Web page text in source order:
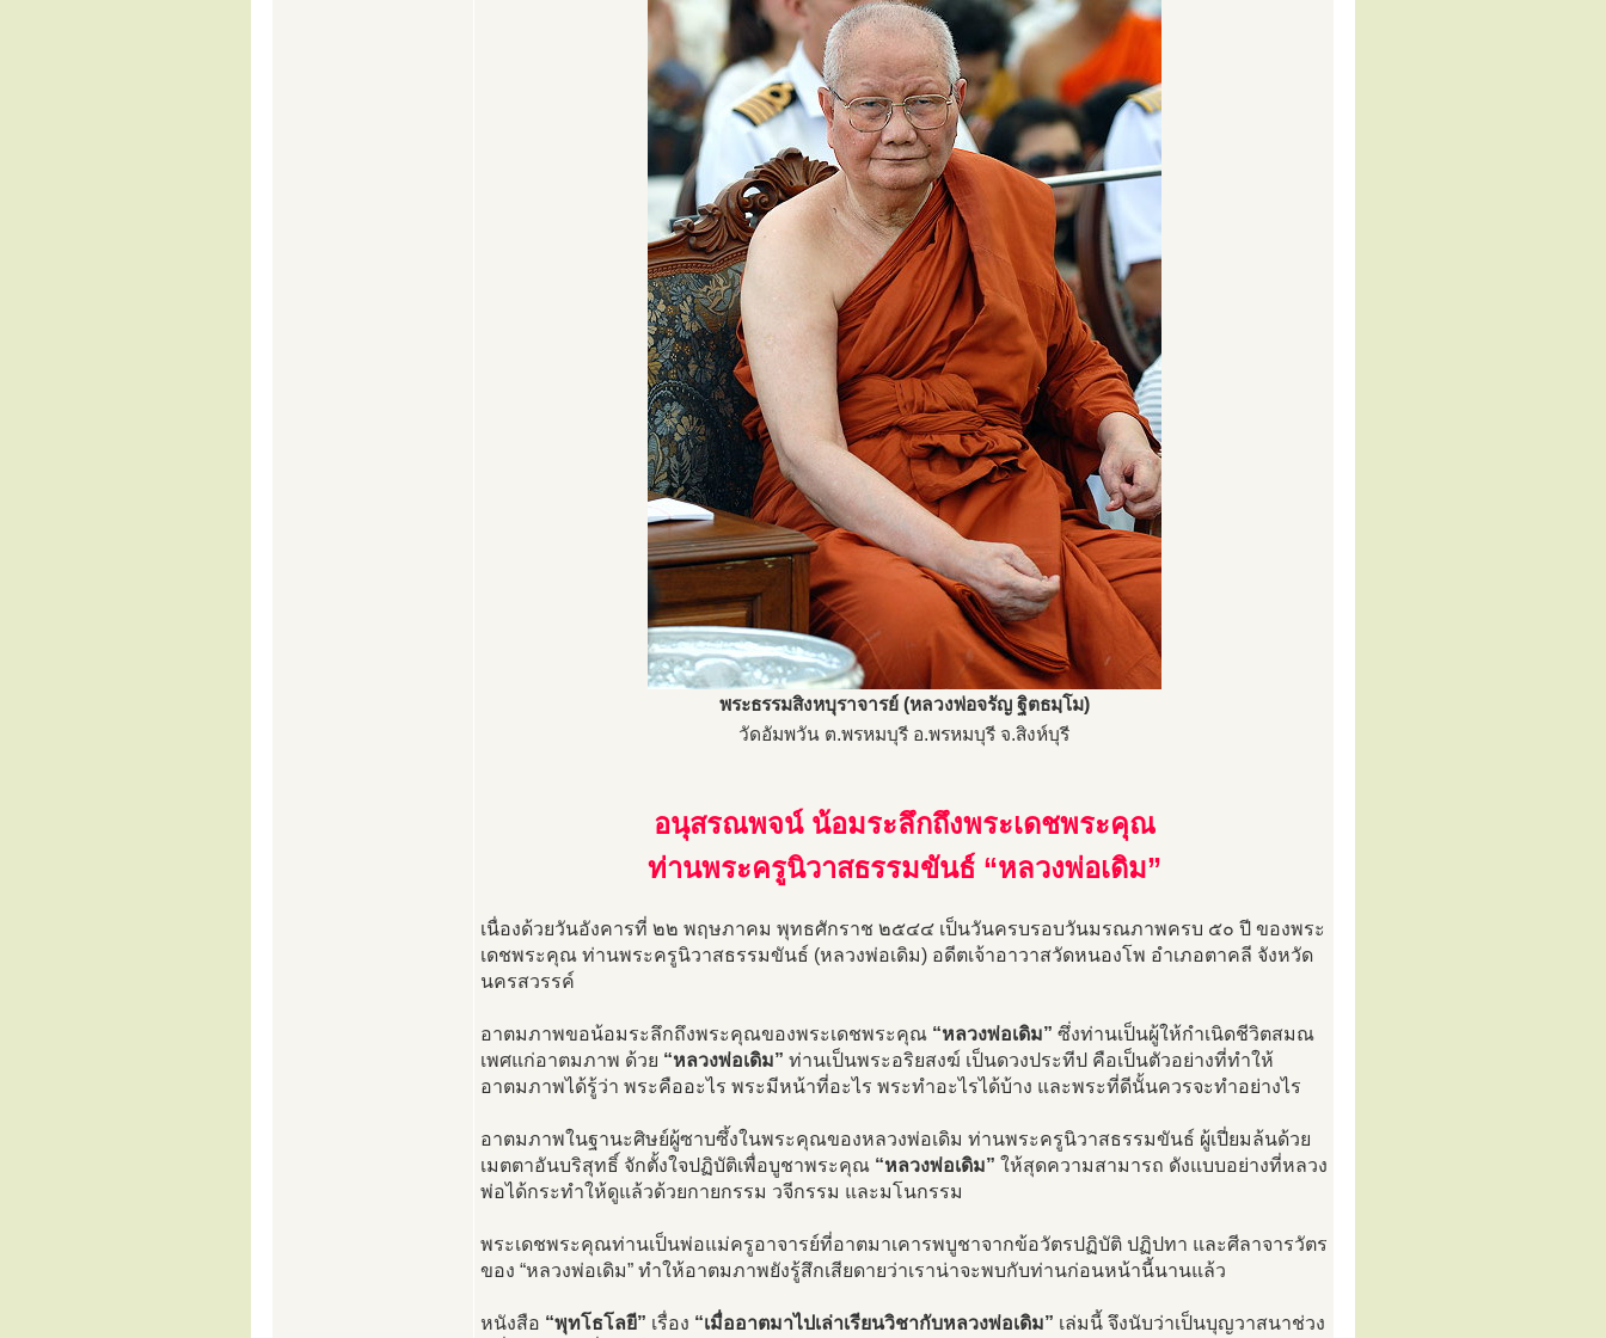
พระธรรมสิงหบุราจารย์ (หลวงพ่อจรัญ ฐิตธมฺโม)
วัดอัมพวัน ต.พรหมบุรี อ.พรหมบุรี จ.สิงห์บุรี
อนุสรณพจน์ น้อมระลึกถึงพระเดชพระคุณ
ท่านพระครูนิวาสธรรมขันธ์ “หลวงพ่อเดิม”
เนื่องด้วยวันอังคารที่ ๒๒ พฤษภาคม พุทธศักราช ๒๕๔๔ เป็นวันครบรอบวันมรณภาพครบ ๕๐ ปี ของพระ
เดชพระคุณ ท่านพระครูนิวาสธรรมขันธ์ (หลวงพ่อเดิม) อดีตเจ้าอาวาสวัดหนองโพ อำเภอตาคลี จังหวัด
นครสวรรค์
อาตมภาพขอน้อมระลึกถึงพระคุณของพระเดชพระคุณ “หลวงพ่อเดิม” ซึ่งท่านเป็นผู้ให้กำเนิดชีวิตสมณ
เพศแก่อาตมภาพ ด้วย “หลวงพ่อเดิม” ท่านเป็นพระอริยสงฆ์ เป็นดวงประทีป คือเป็นตัวอย่างที่ทำให้
อาตมภาพได้รู้ว่า พระคืออะไร พระมีหน้าที่อะไร พระทำอะไรได้บ้าง และพระที่ดีนั้นควรจะทำอย่างไร
อาตมภาพในฐานะศิษย์ผู้ซาบซึ้งในพระคุณของหลวงพ่อเดิม ท่านพระครูนิวาสธรรมขันธ์ ผู้เปี่ยมล้นด้วย
เมตตาอันบริสุทธิ์ จักตั้งใจปฏิบัติเพื่อบูชาพระคุณ “หลวงพ่อเดิม” ให้สุดความสามารถ ดังแบบอย่างที่หลวง
พ่อได้กระทำให้ดูแล้วด้วยกายกรรม วจีกรรม และมโนกรรม
พระเดชพระคุณท่านเป็นพ่อแม่ครูอาจารย์ที่อาตมาเคารพบูชาจากข้อวัตรปฏิบัติ ปฏิปทา และศีลาจารวัตร
ของ “หลวงพ่อเดิม” ทำให้อาตมภาพยังรู้สึกเสียดายว่าเราน่าจะพบกับท่านก่อนหน้านี้นานแล้ว
หนังสือ “พุทโธโลยี” เรื่อง “เมื่ออาตมาไปเล่าเรียนวิชากับหลวงพ่อเดิม” เล่มนี้ จึงนับว่าเป็นบุญวาสนาช่วง